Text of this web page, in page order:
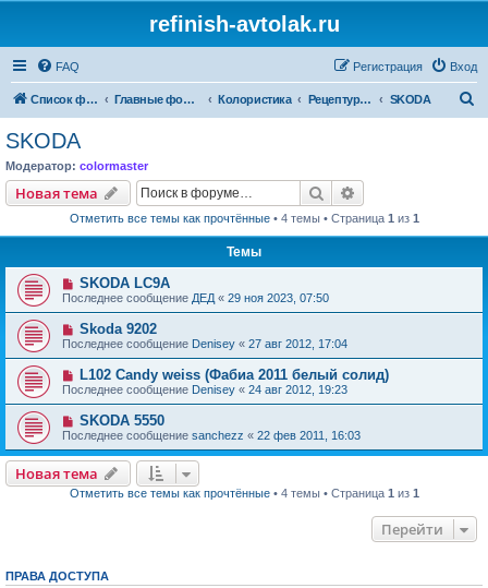
refinish-avtolak.ru
FAQ Вход
Регистрация
Список форумов Главные форумы Колористика Рецептуры участников (архив) SKODA
SKODA
Модератор: colormaster
Новая тема Поиск
Отметить все темы как прочтённые• 4 темы • Страница 1 из 1
Темы
SKODA LC9A
Последнее сообщение ДЕД « 29 ноя 2023, 07:50
Skoda 9202
Последнее сообщение Denisey « 27 авг 2012, 17:04
L102 Candy weiss (Фабиа 2011 белый солид)
Последнее сообщение Denisey « 24 авг 2012, 19:23
SKODA 5550
Последнее сообщение sanchezz « 22 фев 2011, 16:03
Новая тема
Отметить все темы как прочтённые• 4 темы • Страница 1 из 1
Перейти
ПРАВА ДОСТУПА